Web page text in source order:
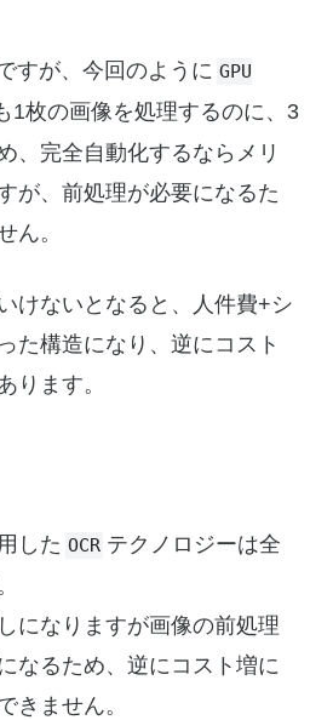
すが、今回のように GPU
1枚の画像を処理するのに、3
、完全自動化するならメリ
が、前処理が必要になるた
ん。
けないとなると、人件費+シ
た構造になり、逆にコスト
ります。
した OCR テクノロジーは全
になりますが画像の前処理
なるため、逆にコスト増に
きません。